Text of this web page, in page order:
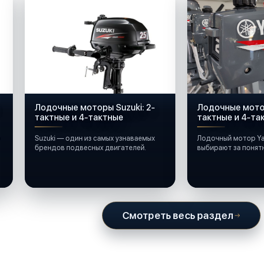
Лодочные моторы Suzuki: 2-
тактные и 4-тактные
Suzuki — один из самых узнаваемых
брендов подвесных двигателей.
Лодочные
тактные и 4-
Лодочный мотор
выбирают за
Смотреть весь раздел